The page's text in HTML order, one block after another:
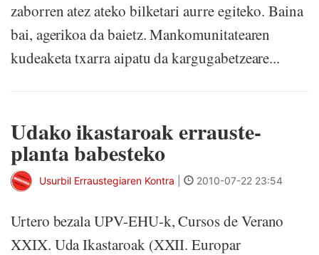
zaborren atez ateko bilketari aurre egiteko. Baina
bai, agerikoa da baietz. Mankomunitatearen
kudeaketa txarra aipatu da kargugabetzeare...
Udako ikastaroak errauste-
planta babesteko
Usurbil Erraustegiaren Kontra 2010-07-22 23:54
Urtero bezala UPV-EHU-k, Cursos de Verano
XXIX. Uda Ikastaroak (XXII. Europar